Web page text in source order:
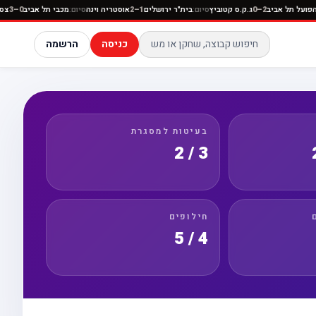
נתניהסיום:הפועל תל אביב2–0 ג.ק.ס קטוביץסיום:בית"ר ירושלים1–2 אוסטריה וינהסיום:
כניסה הרשמה
בעיטות למסגרת
3 / 2
חילופים
4 / 5